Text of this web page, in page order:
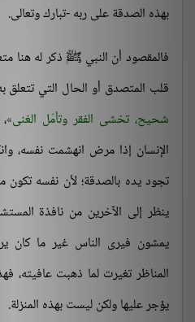
بهذه الصدقة على ربه -تبارك وتعالى.
فالمقصود أن النبي ﷺ ذكر له هنا
قلب المتصدق أو الحال التي تتعلق
شحيح، تخشى الفقر وتأمُل الغنى ،
الإنسان إذا مرض انهشمت نفسه،
تجود يده بالصدقة؛ لأن نفسه تكون
ينظر إلى الآخرين من نافذة
يمشون فيرى الناس غير ما كان
المناظر تغيرت لما ذهبت عافيته،
يؤجر عليها ولكن ليست بهذه المنزلة.